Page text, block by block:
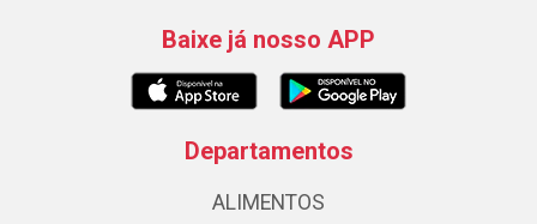
Baixe já nosso APP
Departamentos
ALIMENTOS